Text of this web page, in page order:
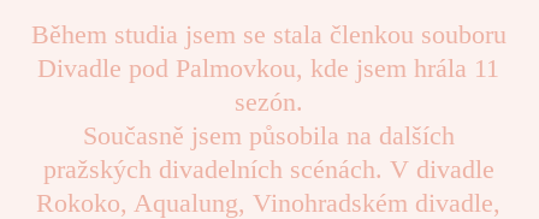
Během studia jsem se stala členkou souboru
Divadle pod Palmovkou, kde jsem hrála 11
sezón.
Současně jsem působila na dalších
pražských divadelních scénách. V divadle
Rokoko, Aqualung, Vinohradském divadle,